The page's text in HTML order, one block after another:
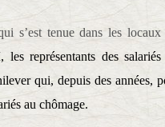
s’est tenue dans les
, les représentants des
qui, depuis des années,
au chômage.